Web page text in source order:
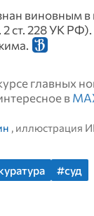
виновным в
ст. 228 УК
главных
в
, иллюстрация
#суд